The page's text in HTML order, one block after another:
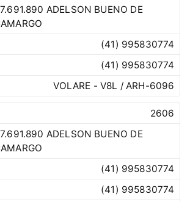
ADELSON BUENO DE
(41) 995830774
(41) 995830774
VOLARE - V8L / ARH-6096
2606
ADELSON BUENO DE
(41) 995830774
(41) 995830774